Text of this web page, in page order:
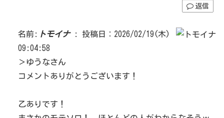
返信
名前: トモイナ:
投稿日：2026/02/19(木)
09:04:58
＞ゆうなさん
コメントありがとうございます！
乙ありです！